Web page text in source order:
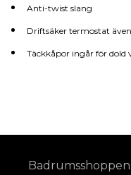
Anti-twist slang
Driftsäker termostat
Täckkåpor ingår för